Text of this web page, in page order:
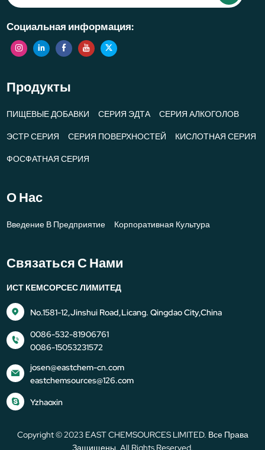
Социальная информация:
Продукты
ПИЩЕВЫЕ ДОБАВКИ СЕРИЯ ЭДТА СЕРИЯ АЛКОГОЛОВ
ЭСТР СЕРИЯ СЕРИЯ ПОВЕРХНОСТЕЙ КИСЛОТНАЯ СЕРИЯ
ФОСФАТНАЯ СЕРИЯ
О Нас
Введение В Предприятие Корпоративная Культура
Связаться С Нами
ИСТ КЕМСОРСЕС ЛИМИТЕД
No.1581-12,Jinshui Road,Licang. Qingdao City,China
0086-532-81906761
0086-15053231572
josen@eastchem-cn.com
eastchemsources@126.com
Yzhaoxin
Copyright © 2023 EAST CHEMSOURCES LIMITED. Все Права
Защищены. All Rights Reserved.